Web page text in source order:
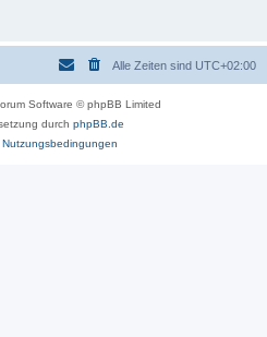
Alle Zeiten sind UTC+02:00
Software © phpBB Limited
durch phpBB.de
Nutzungsbedingungen